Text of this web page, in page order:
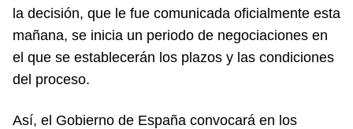
la decisión, que le fue comunicada oficialmente esta
mañana, se inicia un periodo de negociaciones en
el que se establecerán los plazos y las condiciones
del proceso.
Así, el Gobierno de España convocará en los